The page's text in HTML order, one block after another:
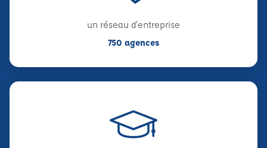
un réseau d'entreprise
750 agences